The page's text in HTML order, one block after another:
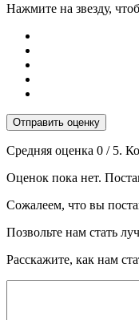
Нажмите на звезду,
Отправить оценку
Средняя оценка 0 / 5.
Оценок пока нет.
Сожалеем, что вы
Позвольте нам стать
Расскажите, как нам